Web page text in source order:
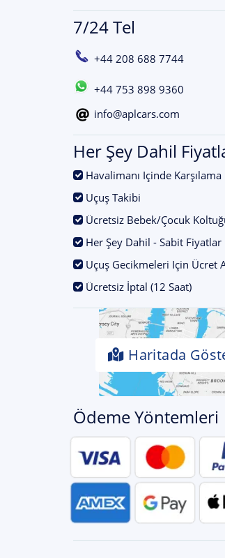
7/24 Tel
+44 208 688 7744
+44 753 898 9360
info@aplcars.com
Her Şey Dahil
Havalimanı Içinde Karşılama
Uçuş Takibi
Ücretsiz Bebek/Çocuk
Her Şey Dahil - Sabit Fiyatlar
Uçuş Gecikmeleri Için Ücret
Ücretsiz İptal (12 Saat)
Haritada
Ödeme Yöntemleri